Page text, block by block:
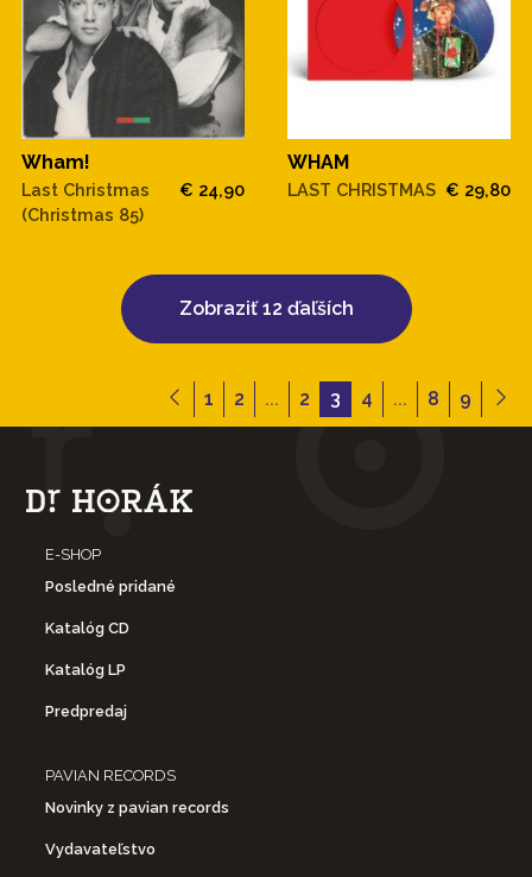
Wham!
Last Christmas
(Christmas 85)
€ 24,90
WHAM
LAST CHRISTMAS € 29,80
Zobraziť 12 ďaľších
1 2 ... 2 3 4 ... 8 9
E-SHOP
Posledné pridané
Katalóg CD
Katalóg LP
Predpredaj
PAVIAN RECORDS
Novinky z pavian records
Vydavateľstvo